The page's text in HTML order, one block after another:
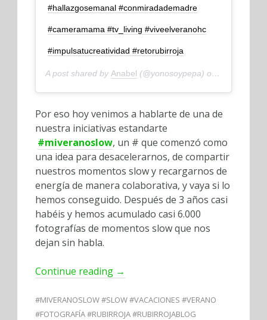
#hallazgosemanal #conmiradademadre
#cameramama #tv_living #viveelveranohc
#impulsatucreatividad #retorubirroja
A post shared by Anabel (@yonosoypepa) on
Por eso hoy venimos a hablarte de una de
nuestra iniciativas estandarte
#miveranoslow, un # que comenzó como
una idea para desacelerarnos, de compartir
nuestros momentos slow y recargarnos de
energía de manera colaborativa, y vaya si lo
hemos conseguido. Después de 3 años casi
habéis y hemos acumulado casi 6.000
fotografías de momentos slow que nos
dejan sin habla.
Continue reading →
#MIVERANOSLOW #SLOW #VACACIONES #VERANO
#FOTOGRAFÍA #RUBIRROJA #RUBIRROJABLOG